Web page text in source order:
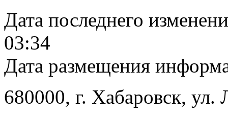
Дата последнего
03:34
Дата размещения
680000, г. Хабаровск, ул.